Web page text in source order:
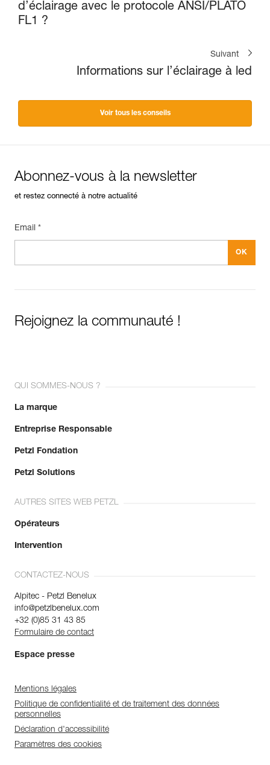
d’éclairage avec le protocole ANSI/PLATO
FL1 ?
Suivant
Informations sur l’éclairage à led
Voir tous les conseils
Abonnez-vous à la newsletter
et restez connecté à notre actualité
Email *
Rejoignez la communauté !
QUI SOMMES-NOUS ?
La marque
Entreprise Responsable
Petzl Fondation
Petzl Solutions
AUTRES SITES WEB PETZL
Opérateurs
Intervention
CONTACTEZ-NOUS
Alpitec - Petzl Benelux
info@petzlbenelux.com
+32 (0)85 31 43 85
Formulaire de contact
Espace presse
Mentions légales
Politique de confidentialité et de traitement des données
personnelles
Déclaration d'accessibilité
Paramètres des cookies